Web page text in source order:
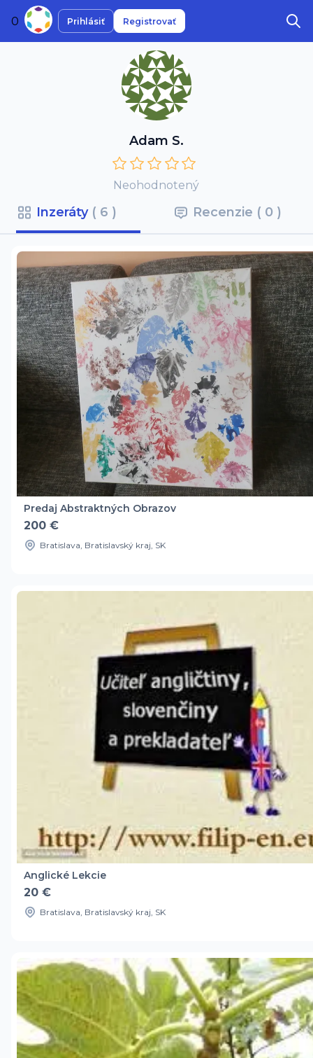
0 Prihlásiť Registrovať
Adam S.
Neohodnotený
Inzeráty ( 6 ) Recenzie ( 0 )
Predaj Abstraktných Obrazov
200 €
Bratislava, Bratislavský kraj, SK
Anglické Lekcie
20 €
Bratislava, Bratislavský kraj, SK